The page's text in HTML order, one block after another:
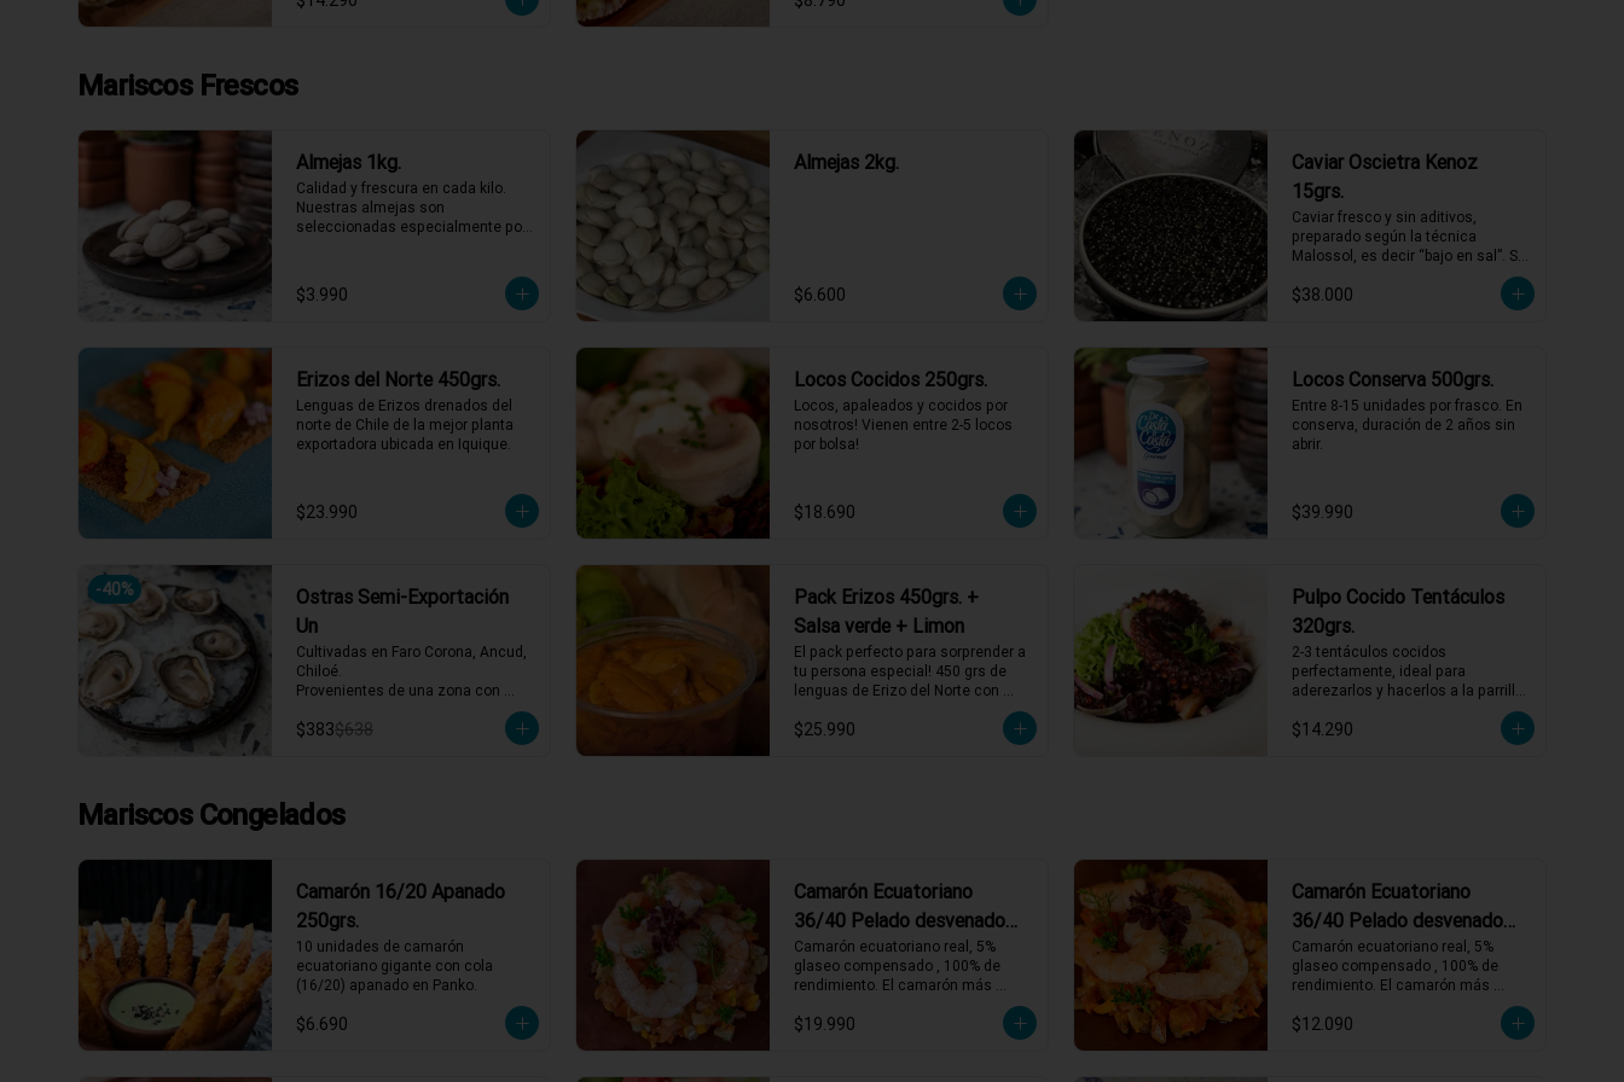
Mariscos Frescos
Almejas 1kg.
Calidad y frescura en cada kilo.
Nuestras almejas son
seleccionadas especialmente por
tus platos favoritos. No necesitas
más para disfrutar de un sabor
$3.990
Almejas 2kg.
$6.600
Caviar Oscietra Kenoz
15grs.
Caviar fresco y sin aditivos,
preparado según la técnica
Malossol, es decir “bajo en sal”. Se
caracteriza por tener una variedad
de sabores que combinan frutos
y 3,1 mm, colores que varían entre
el gris oscuro y el verde oliva.
$38.000
Erizos del Norte 450grs.
Lenguas de Erizos drenados del
norte de Chile de la mejor planta
exportadora ubicada en Iquique.
$23.990
Locos Cocidos 250grs.
Locos, apaleados y cocidos por
nosotros! Vienen entre 2-5 locos
por bolsa!
$18.690
Locos Conserva 500grs.
Entre 8-15 unidades por frasco. En
conserva, duración de 2 años sin
abrir.
$39.990
-40%
Ostras Semi-Exportación
Un
Cultivadas en Faro Corona, Ancud,
Chiloé.
Provenientes de una zona con
afluencia de aguas dulces, lo que
aporta un sabor equilibrado y
$383$638
Pack Erizos 450grs. +
Salsa verde + Limon
El pack perfecto para sorprender a
tu persona especial! 450 grs de
lenguas de Erizo del Norte con
salsa verde y limón de pica, listos
para servir!
$25.990
Pulpo Cocido Tentáculos
320grs.
2-3 tentáculos cocidos
perfectamente, ideal para
aderezarlos y hacerlos a la parrilla
también puedes comerlos así con
$14.290
Mariscos Congelados
Camarón 16/20 Apanado
250grs.
10 unidades de camarón
ecuatoriano gigante con cola
(16/20) apanado en Panko.
$6.690
Camarón Ecuatoriano
36/40 Pelado desvenado
1kg.
Camarón ecuatoriano real, 5%
glaseo compensado , 100% de
rendimiento. El camarón más
$19.990
Camarón Ecuatoriano
36/40 Pelado desvenado
500grs.
Camarón ecuatoriano real, 5%
glaseo compensado , 100% de
rendimiento. El camarón más
$12.090